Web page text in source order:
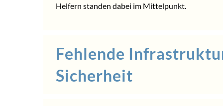
Helfern standen dabei im Mittelpunkt.
Fehlende
Sicherheit